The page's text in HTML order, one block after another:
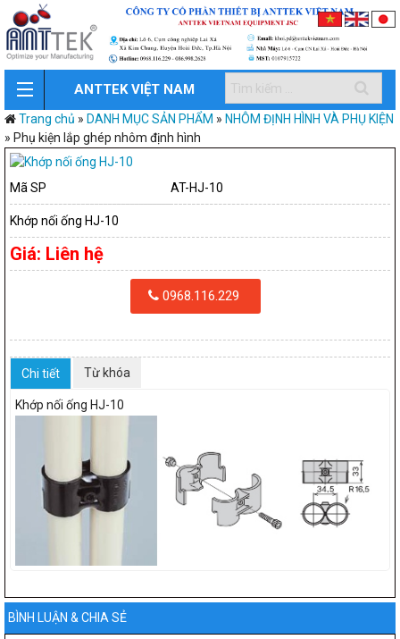
ANTTEK VIỆT NAM
Trang chủ » DANH MỤC SẢN PHẨM » NHÔM ĐỊNH HÌNH VÀ PHỤ KIỆN
» Phụ kiện lắp ghép nhôm định hình
Mã SP AT-HJ-10
Khớp nối ống HJ-10
Giá: Liên hệ
0968.116.229
Chi tiết Từ khóa
Khớp nối ống HJ-10
BÌNH LUẬN & CHIA SẺ